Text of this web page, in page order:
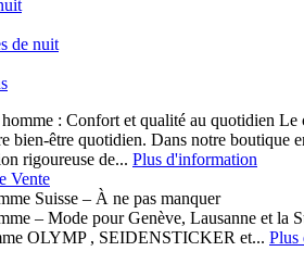
de nuit
: Confort et qualité au quotidien
bien-être quotidien. Dans notre boutique
rigoureuse de... Plus d'information
Vente
Suisse – À ne pas manquer
– Mode pour Genève, Lausanne et la
OLYMP , SEIDENSTICKER et... Plus